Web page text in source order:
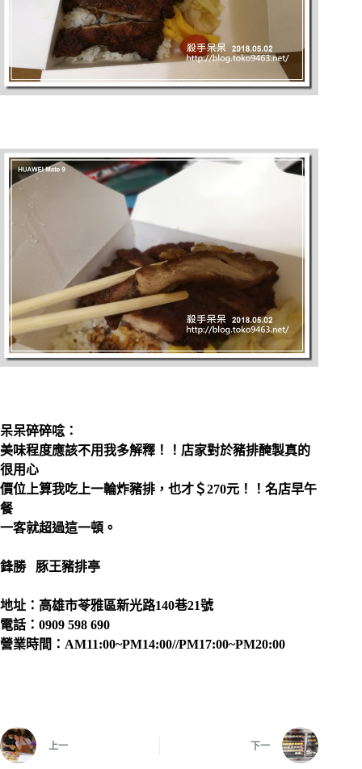
呆呆碎碎唸：
美味程度應該不用我多解釋！！店家對於豬排醃製真的
很用心
價位上算我吃上一輪炸豬排，也才＄270元！！名店早午
餐
一客就超過這一頓。
鋒勝 豚王豬排亭
地址： 高雄市苓雅區新光路140巷21號
電話：0909 598 690
營業時間：AM11:00~PM14:00//PM17:00~PM20:00
上一 下一